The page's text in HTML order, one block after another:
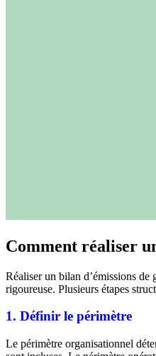
Comment réaliser
Réaliser un bilan d’émissions de
rigoureuse. Plusieurs étapes
1. Définir le périmètre
Le périmètre organisationnel